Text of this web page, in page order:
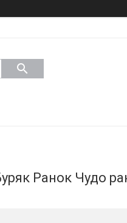
Ранок Чудо